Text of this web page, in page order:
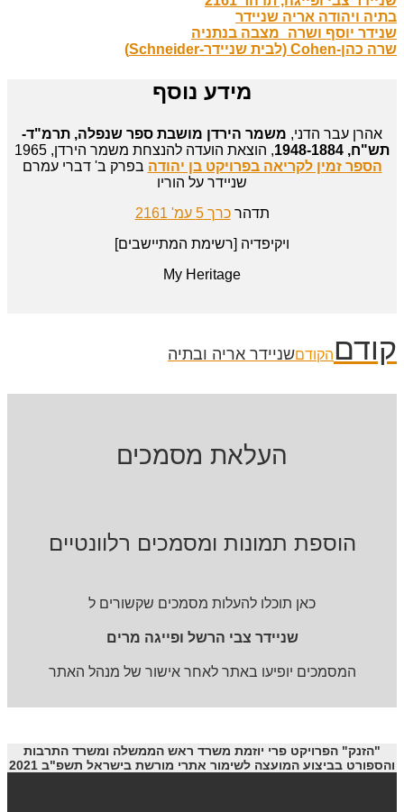
בתיה ויהודה אריה שניידר
שנידר יוסף ושרה_מצבה בנתניה
שרה כהן-Cohen (לבית שניידר-Schneider)
מידע נוסף
אהרן עבר הדני, משמר הירדן מושבת ספר שנפלה, תרמ"ד-
תש"ח, 1948-1884
, הוצאת הועדה להנצחת משמר הירדן, 1965
הספר זמין לקריאה בפרויקט בן יהודה בפרק ב' דברי עמרם
שניידר על הוריו
תדהרכרך 5 עמ' 2161
ויקיפדיה [רשימת המתיישבים]
My Heritage
קודם הקודםשניידר אריה ובתיה
העלאת מסמכים
הוספת תמונות ומסמכים רלוונטיים
כאן תוכלו להעלות מסמכים שקשורים ל
שניידר צבי הרשל ופייגה מרים
המסמכים יופיעו באתר לאחר אישור של מנהל האתר
"הזנק" הפרויקט פרי יוזמת משרד ראש הממשלה ומשרד התרבות
והספורט בביצוע המועצה לשימור אתרי מורשת בישראל תשפ"ב 2021